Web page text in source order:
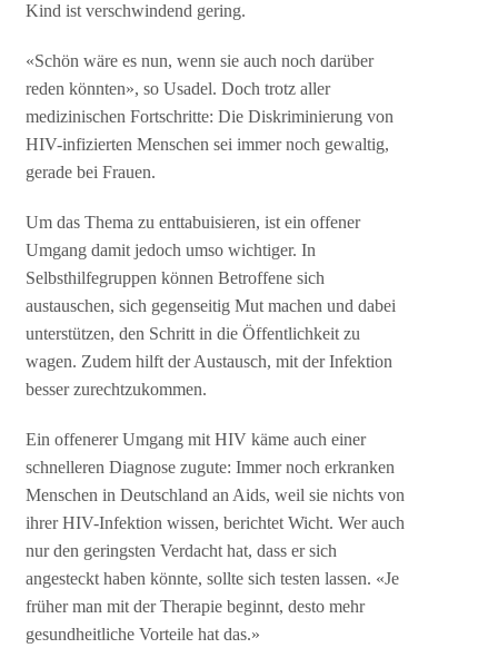
Kind ist verschwindend gering.
«Schön wäre es nun, wenn sie auch noch darüber
reden könnten», so Usadel. Doch trotz aller
medizinischen Fortschritte: Die Diskriminierung von
HIV-infizierten Menschen sei immer noch gewaltig,
gerade bei Frauen.
Um das Thema zu enttabuisieren, ist ein offener
Umgang damit jedoch umso wichtiger. In
Selbsthilfegruppen können Betroffene sich
austauschen, sich gegenseitig Mut machen und dabei
unterstützen, den Schritt in die Öffentlichkeit zu
wagen. Zudem hilft der Austausch, mit der Infektion
besser zurechtzukommen.
Ein offenerer Umgang mit HIV käme auch einer
schnelleren Diagnose zugute: Immer noch erkranken
Menschen in Deutschland an Aids, weil sie nichts von
ihrer HIV-Infektion wissen, berichtet Wicht. Wer auch
nur den geringsten Verdacht hat, dass er sich
angesteckt haben könnte, sollte sich testen lassen. «Je
früher man mit der Therapie beginnt, desto mehr
gesundheitliche Vorteile hat das.»